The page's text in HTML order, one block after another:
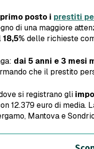
posto i prestiti
di una maggiore
18,5% delle richieste
dai 5 anni e 3 mesi
che il prestito
si registrano gli
12.379 euro di
Mantova e